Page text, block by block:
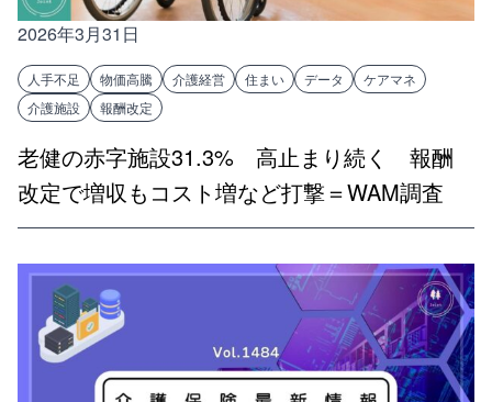
2026年3月31日
人手不足 物価高騰 介護経営 住まい データ
ケアマネ
介護施設
報酬改定
老健の赤字施設31.3% 高止まり続く 報酬
改定で増収もコスト増など打撃＝WAM調査